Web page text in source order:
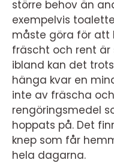
större behov än
exempelvis
måste göra för att
fräscht och rent är
ibland kan det
hänga kvar en
inte av fräscha
rengöringsmedel
hoppats på. Det
knep som får
hela dagarna.